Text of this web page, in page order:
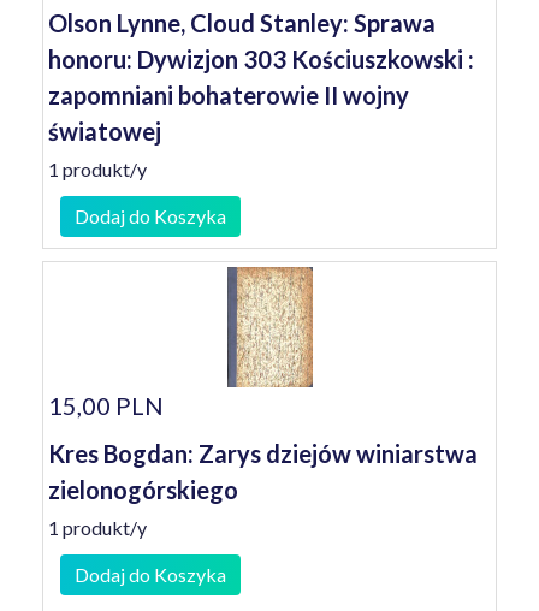
Olson Lynne, Cloud Stanley: Sprawa
honoru: Dywizjon 303 Kościuszkowski :
zapomniani bohaterowie II wojny
światowej
1 produkt/y
Dodaj do Koszyka
15,00 PLN
Kres Bogdan: Zarys dziejów winiarstwa
zielonogórskiego
1 produkt/y
Dodaj do Koszyka